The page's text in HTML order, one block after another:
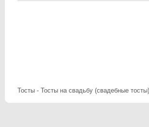
Тосты - Тосты на свадьбу (свадебные